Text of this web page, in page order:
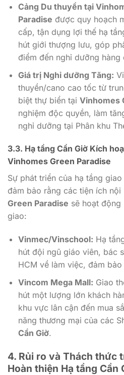
Cảng Du thuyền tại
Paradise được quy hoạch
cấp, tận dụng lợi thế hạ
hút giới thượng lưu, góp
điểm đến nghỉ dưỡng hàng
Giá trị Nghỉ dưỡng Tăng:
thuyền/cano cao tốc từ
biệt thự biển tại Vinhomes
nghiệm độc quyền, làm
nghỉ dưỡng tại Phân khu
3.3. Hạ tầng Cần Giờ Kích
Vinhomes Green Paradise
Sự phát triển của hạ tầng
đảm bảo rằng các tiện ích nội
Green Paradise sẽ hoạt động
giao:
Vinmec/Vinschool: Hạ
hút đội ngũ giáo viên, bác
HCM về làm việc, đảm
Vincom Mega Mall: Giao
hút một lượng lớn khách
khu vực lân cận đến mua
năng thương mại của các
Cần Giờ.
4. Rủi ro và Thách thức
Hoàn thiện Hạ tầng Cần